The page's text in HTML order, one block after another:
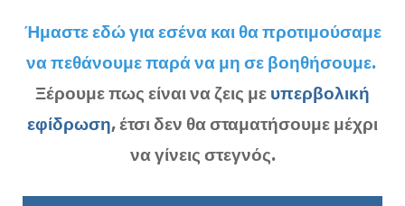
Ήμαστε εδώ για εσένα και θα προτιμούσαμε
να πεθάνουμε παρά να μη σε βοηθήσουμε.
Ξέρουμε πως είναι να ζεις μευπερβολική
εφίδρωση, έτσι δεν θα σταματήσουμε μέχρι
να γίνεις στεγνός.